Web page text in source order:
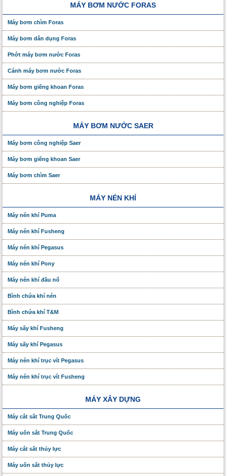
MÁY BƠM NƯỚC FORAS
Máy bơm chìm Foras
Máy bơm dân dụng Foras
Phớt máy bơm nước Foras
Cánh máy bơm nước Foras
Máy bơm giếng khoan Foras
Máy bơm công nghiệp Foras
MÁY BƠM NƯỚC SAER
Máy bơm công nghiệp Saer
Máy bơm giếng khoan Saer
Máy bơm chìm Saer
MÁY NÉN KHÍ
Máy nén khí Puma
Máy nén khí Fusheng
Máy nén khí Pegasus
Máy nén khí Pony
Máy nén khí đầu nổ
Bình chứa khí nén
Bình chứa khí T&M
Máy sấy khí Fusheng
Máy sấy khí Pegasus
Máy nén khí trục vít Pegasus
Máy nén khí trục vít Fusheng
MÁY XÂY DỰNG
Máy cắt sắt Trung Quốc
Máy uốn sắt Trung Quốc
Máy cắt sắt thủy lực
Máy uốn sắt thủy lực